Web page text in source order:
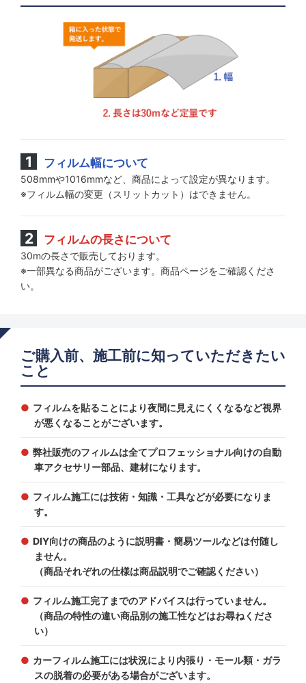
フィルム幅について
508mmや1016mmなど、商品によって設定が異なります。
※フィルム幅の変更（スリットカット）はできません。
フィルムの長さについて
30mの長さで販売しております。
※一部異なる商品がございます。商品ページをご確認くださ
い。
ご購入前、施工前に知っていただきたい
こと
フィルムを貼ることにより夜間に見えにくくなるなど視界
が悪くなることがございます。
弊社販売のフィルムは全てプロフェッショナル向けの自動
車アクセサリー部品、建材になります。
フィルム施工には技術・知識・工具などが必要になりま
す。
DIY向けの商品のように説明書・簡易ツールなどは付随し
ません。
（商品それぞれの仕様は商品説明でご確認ください）
フィルム施工完了までのアドバイスは行っていません。
（商品の特性の違い商品別の施工性などはお尋ねくださ
い）
カーフィルム施工には状況により内張り・モール類・ガラ
スの脱着の必要がある場合がございます。